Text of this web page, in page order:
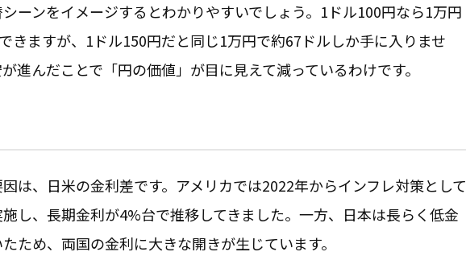
ーンをイメージするとわかりやすいでしょう。1ドル100円なら1万円
きますが、1ドル150円だと同じ1万円で約67ドルしか手に入りませ
進んだことで「円の価値」が目に見えて減っているわけです。
は、日米の金利差です。アメリカでは2022年からインフレ対策として
し、長期金利が4%台で推移してきました。一方、日本は長らく低金
ため、両国の金利に大きな開きが生じています。